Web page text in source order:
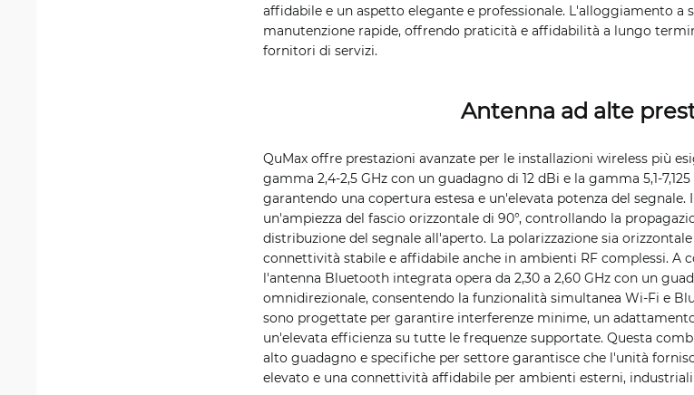
affidabile e un aspetto elegante e professionale. L'alloggiamento a
manutenzione rapide, offrendo praticità e affidabilità a lungo
fornitori di servizi.
Antenna ad alte
QuMax offre prestazioni avanzate per le installazioni wireless più
gamma 2,4-2,5 GHz con un guadagno di 12 dBi e la gamma 5,1-
garantendo una copertura estesa e un'elevata potenza del
un'ampiezza del fascio orizzontale di 90°, controllando la
distribuzione del segnale all'aperto. La polarizzazione sia
connettività stabile e affidabile anche in ambienti RF complessi. A
l'antenna Bluetooth integrata opera da 2,30 a 2,60 GHz con un
omnidirezionale, consentendo la funzionalità simultanea Wi-Fi e
sono progettate per garantire interferenze minime, un
un'elevata efficienza su tutte le frequenze supportate. Questa
alto guadagno e specifiche per settore garantisce che l'unità
elevato e una connettività affidabile per ambienti esterni,